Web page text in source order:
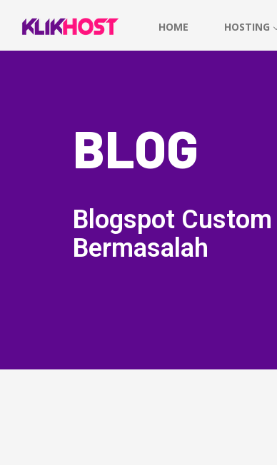
HOME HOSTING
BLOG
Blogspot Custom
Bermasalah